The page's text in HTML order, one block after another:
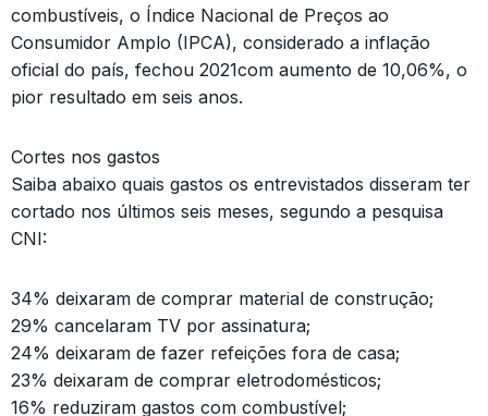
combustíveis, o Índice Nacional de Preços ao
Consumidor Amplo (IPCA), considerado a inflação
oficial do país, fechou 2021com aumento de 10,06%, o
pior resultado em seis anos.
Cortes nos gastos
Saiba abaixo quais gastos os entrevistados disseram ter
cortado nos últimos seis meses, segundo a pesquisa
CNI:
34% deixaram de comprar material de construção;
29% cancelaram TV por assinatura;
24% deixaram de fazer refeições fora de casa;
23% deixaram de comprar eletrodomésticos;
16% reduziram gastos com combustível;